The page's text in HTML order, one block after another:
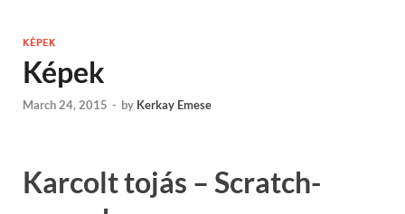
KÉPEK
Képek
March 24, 2015 - by Kerkay Emese
Karcolt tojás – Scratch-